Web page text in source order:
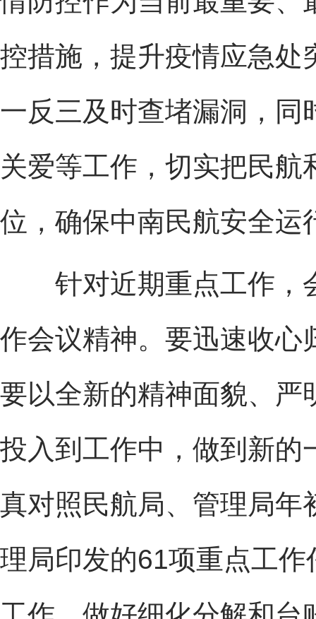
控措施，提升疫情应急处
一反三及时查堵漏洞，同
关爱等工作，切实把民
位，确保中南民航安全运
针对近期重点工作，
作会议精神。要迅速收心
要以全新的精神面貌、严
投入到工作中，做到新的
真对照民航局、管理局年
理局印发的61项重点工